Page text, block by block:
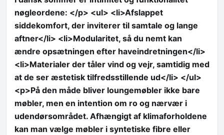
nøgleordene: </p> <ul> <li>Afslappet
siddekomfort, der inviterer til samtale og lange
aftner</li> <li>Modularitet, så du nemt kan
ændre opsætningen efter haveindretningen</li>
<li>Materialer der tåler vind og vejr, samtidig med
at de ser æstetisk tilfredsstillende ud</li> </ul>
<p>På den måde bliver loungemøbler ikke bare
møbler, men en intention om ro og nærvær i
udendørsområdet. Afhængigt af klimaforholdene
kan man vælge møbler i syntetiske fibre eller